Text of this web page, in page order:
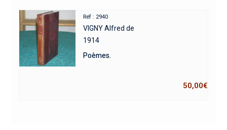
Réf : 2940
VIGNY Alfred de
1914
Poèmes.
50,00€